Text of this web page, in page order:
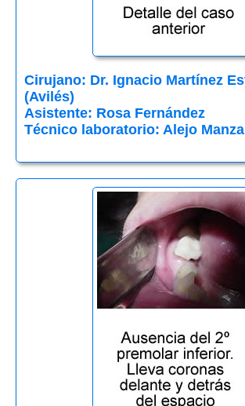
Cirujano: Dr. Ignacio Martínez
(Avilés)
Asistente: Rosa Fernández
Técnico laboratorio: Alejo